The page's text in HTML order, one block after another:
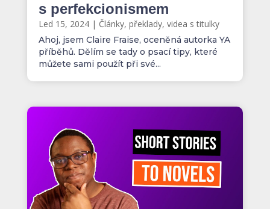
s perfekcionismem
Led 15, 2024| Články, překlady, videa s titulky
Ahoj, jsem Claire Fraise, oceněná autorka YA
příběhů. Dělím se tady o psací tipy, které
můžete sami použít při své...